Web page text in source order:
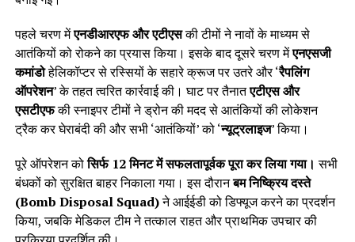
पहले चरण मेंएनडीआरएफ और एटीएसकी टीमों ने नावों के माध्यम से
आतंकियों को रोकने का प्रयास किया। इसके बाद दूसरे चरण मेंएनएसजी
कमांडोहेलिकॉप्टर से रस्सियों के सहारे क्रूज पर उतरे और ‘रैपलिंग
ऑपरेशन’ के तहत त्वरित कार्रवाई की। घाट पर तैनातएटीएस और
एसटीएफकी स्नाइपर टीमों ने ड्रोन की मदद से आतंकियों की लोकेशन
ट्रैक कर घेराबंदी की और सभी ‘आतंकियों’ को ‘न्यूट्रलाइज’ किया।
पूरे ऑपरेशन कोसिर्फ 12 मिनट में सफलतापूर्वक पूरा कर लिया गया। सभी
बंधकों को सुरक्षित बाहर निकाला गया। इस दौरानबम निष्क्रिय दस्ते
(Bomb Disposal Squad)ने आईईडी को डिफ्यूज करने का प्रदर्शन
किया, जबकि मेडिकल टीम ने तत्काल राहत और प्राथमिक उपचार की